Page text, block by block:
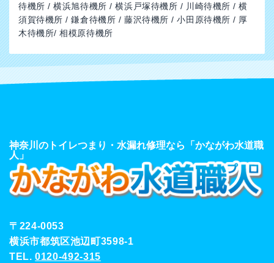
待機所 / 横浜旭待機所 / 横浜戸塚待機所 / 川崎待機所 / 横
須賀待機所 / 鎌倉待機所 / 藤沢待機所 / 小田原待機所 / 厚
木待機所/ 相模原待機所
神奈川のトイレつまり・水漏れ修理なら「かながわ水道職
人」
〒224-0053
横浜市都筑区池辺町3598-1
TEL.0120-492-315